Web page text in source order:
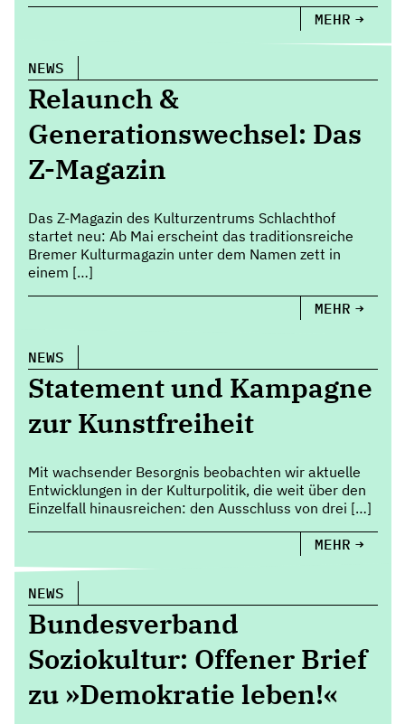
MEHR
NEWS
Relaunch &
Generationswechsel: Das
Z-Magazin
Das Z-Magazin des Kulturzentrums Schlachthof
startet neu: Ab Mai erscheint das traditionsreiche
Bremer Kulturmagazin unter dem Namen zett in
einem […]
MEHR
NEWS
Statement und Kampagne
zur Kunstfreiheit
Mit wachsender Besorgnis beobachten wir aktuelle
Entwicklungen in der Kulturpolitik, die weit über den
Einzelfall hinausreichen: den Ausschluss von drei […]
MEHR
NEWS
Bundesverband
Soziokultur: Offener Brief
zu »Demokratie leben!«